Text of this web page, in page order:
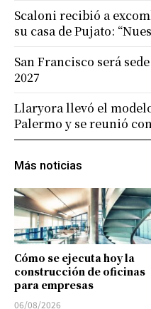
Más noticias
Cómo se ejecuta hoy la
construcción de oficinas
para empresas
06/08/2026
Scaloni recibió a
su casa de Pujato:
San Francisco será
2027
Llaryora llevó el
Palermo y se reunió